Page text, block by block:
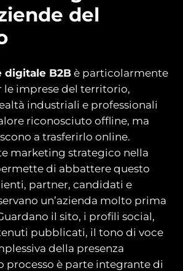
del
digitale B2B è particolarmente
imprese del territorio,
industriali e professionali
riconosciuto offline, ma
a trasferirlo online.
marketing strategico nella
di abbattere questo
partner, candidati e
un’azienda molto prima
il sito, i profili social,
pubblicati, il tono di voce
della presenza
processo è parte integrante di